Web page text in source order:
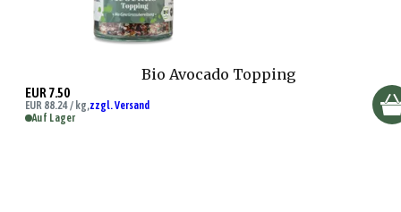
Bio Avocado Topping
EUR 7.50
EUR 88.24 / kg,zzgl. Versand
Auf Lager